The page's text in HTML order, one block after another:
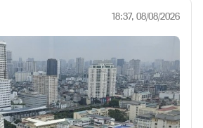
18:37, 08/08/2026